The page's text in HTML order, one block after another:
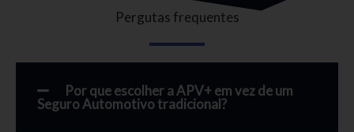
Pergutas frequentes
Por que escolher a APV+ em vez de um
Seguro Automotivo tradicional?